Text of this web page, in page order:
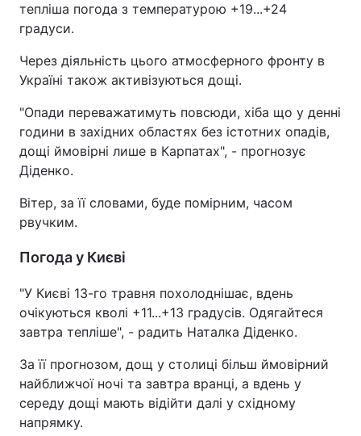
тепліша погода з температурою +19...+24
градуси.
Через діяльність цього атмосферного фронту в
Україні також активізуються дощі.
"Опади переважатимуть повсюди, хіба що у денні
години в західних областях без істотних опадів,
дощі ймовірні лише в Карпатах", - прогнозує
Діденко.
Вітер, за її словами, буде помірним, часом
рвучким.
Погода у Києві
"У Києві 13-го травня похолоднішає, вдень
очікуються кволі +11...+13 градусів. Одягайтеся
завтра тепліше", - радить Наталка Діденко.
За її прогнозом, дощ у столиці більш ймовірний
найближчої ночі та завтра вранці, а вдень у
середу дощі мають відійти далі у східному
напрямку.